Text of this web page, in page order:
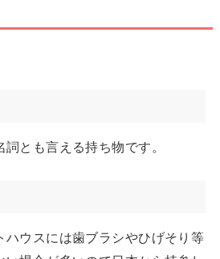
とも言える持ち物です。
ハウスには歯ブラシやひげそり等